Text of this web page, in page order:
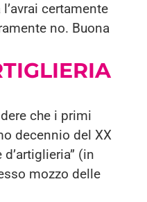
certamente
no. Buona
che i primi
decennio del XX
(in
mozzo delle